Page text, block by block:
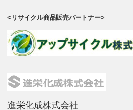
<リサイクル商品販売パートナー>
進栄化成株式会社